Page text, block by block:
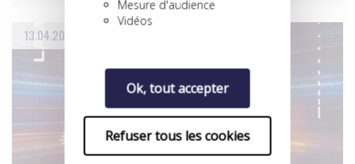
Mesure d'audience
Vidéos
Ok, tout accepter
Refuser tous les cookies
13.04.2025